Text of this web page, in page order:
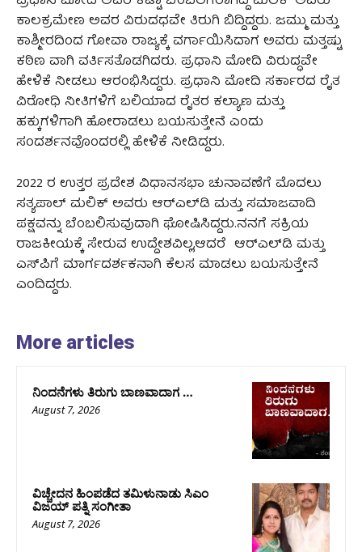
ಕಾಲಕ್ರಮೇಣ ಅವರ ವಿರುದಧವೇ ತಿರುಗಿ ಬಿದ್ದಿದ್ದರು. ಜಮ್ಮು ಮತ್ತು
ಕಾಶ್ಮೀರದಿಂದ ಗೋವಾ ರಾಜ್ಯಕ್ಕೆ ವರ್ಗಾಯಿಸಿದಾಗ ಅವರು ಮತ್ತಷ್ಟು
ಕಠಿಣ ವಾಗಿ ವರ್ತಿಸತೊಡಗಿದರು. ಪ್ರಧಾನಿ ಮೋದಿ ವಿರುದ್ಧವೇ
ಹೇಳಿಕೆ ನೀಡಲು ಆರಂಭಿಸಿದ್ದರು. ಪ್ರಧಾನಿ ಮೋದಿ ಸರ್ಕಾರದ ರೈತ
ವಿರೋಧಿ ನೀತಿಗಳಿಗೆ ಬಲಿಯಾದ ರೈತರ ಕಲ್ಯಾಣ ಮತ್ತು
ಹಕ್ಕುಗಳಿಗಾಗಿ ಹೋರಾಡಲು ಬಯಸುತ್ತೇನೆ ಎಂದು
ಸಂದರ್ಶನವೊಂದರಲ್ಲಿ ಹೇಳಿಕೆ ನೀಡಿದ್ದರು.
2022 ರ ಉತ್ತರ ಪ್ರದೇಶ ವಿಧಾನಸಭಾ ಚುನಾವಣೆಗೆ ಮೊದಲು
ಸತ್ಯಪಾಲ್ ಮಲಿಕ್ ಅವರು ಆರ್‌ಎಲ್‌ಡಿ ಮತ್ತು ಸಮಾಜವಾದಿ
ಪಕ್ಷವನ್ನು ಬೆಂಬಲಿಸುವುದಾಗಿ ಘೋಷಿಸಿದ್ದರು.ನನಗೆ ಸಕ್ರಿಯ
ರಾಜಕೀಯಕ್ಕೆ ಸೇರುವ ಉದ್ದೇಶವಿಲ್ಲ,ಆದರೆ ಆರ್‌ಎಲ್‌ಡಿ ಮತ್ತು
ಎಸ್‌ಪಿಗೆ ಮಾರ್ಗದರ್ಶಕನಾಗಿ ಕೆಲಸ ಮಾಡಲು ಬಯಸುತ್ತೇನೆ
ಎಂದಿದ್ದರು.
More articles
ನಿಂದನೆಗಳು ತಿರುಗು ಬಾಣವಾದಾಗ …
August 7, 2026
ವಿಚ್ಚೇದನ ಹಿಂಪಡೆದ ತಮಿಳುನಾಡು ಸಿಎಂ
ವಿಜಯ್‌ ಪತ್ನಿ ಸಂಗೀತಾ
August 7, 2026